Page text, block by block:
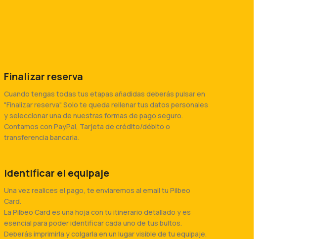
Finalizar reserva
Cuando tengas todas tus etapas añadidas deberás pulsar en
"Finalizar reserva". Solo te queda rellenar tus datos personales
y seleccionar una de nuestras formas de pago seguro.
Contamos con PayPal, Tarjeta de crédito/débito o
transferencia bancaria.
Identificar el equipaje
Una vez realices el pago, te enviaremos al email tu Pilbeo
Card.
La Pilbeo Card es una hoja con tu itinerario detallado y es
esencial para poder identificar cada uno de tus bultos.
Deberás imprimirla y colgarla en un lugar visible de tu equipaje.